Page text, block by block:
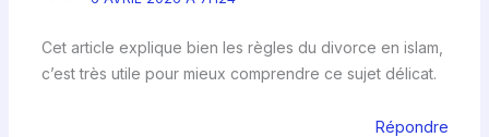
Cet article explique bien les règles du divorce en islam,
c’est très utile pour mieux comprendre ce sujet délicat.
Répondre